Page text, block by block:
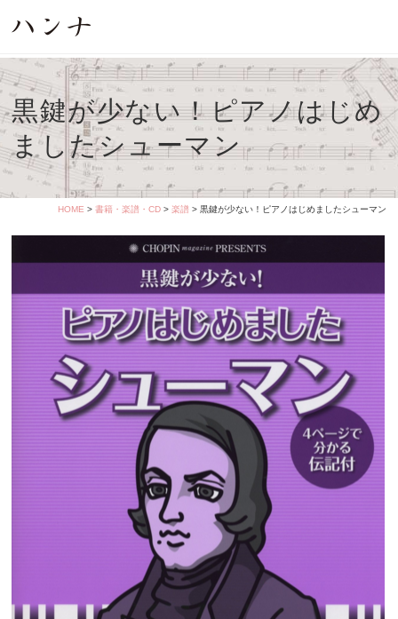
黒鍵が少ない！ピアノはじめ
ましたシューマン
HOME > 書籍・楽譜・CD> 楽譜> 黒鍵が少ない！ピアノはじめましたシューマン